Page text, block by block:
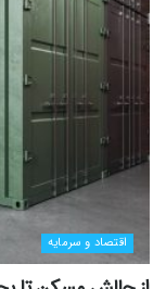
اقتصاد و سرمایه